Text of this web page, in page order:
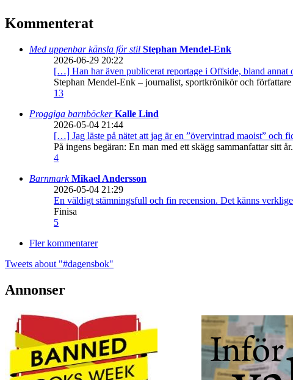
Kommenterat
Med uppenbar känsla för stil Stephan Mendel-Enk
2026-06-29 20:22
[…] Han har även publicerat reportage i Offside, bland
Stephan Mendel-Enk – journalist, sportkrönikör och
13
Proggiga barnböckerKalle Lind
2026-05-04 21:44
[…] Jag läste på nätet att jag är en ”övervintrad maoist” och
På ingens begäran: En man med ett skägg sammanfattar sitt
4
BarnmarkMikael Andersson
2026-05-04 21:29
En väldigt stämningsfull och fin recension. Det känns
Finisa
5
Fler kommentarer
Tweets about "#dagensbok"
Annonser